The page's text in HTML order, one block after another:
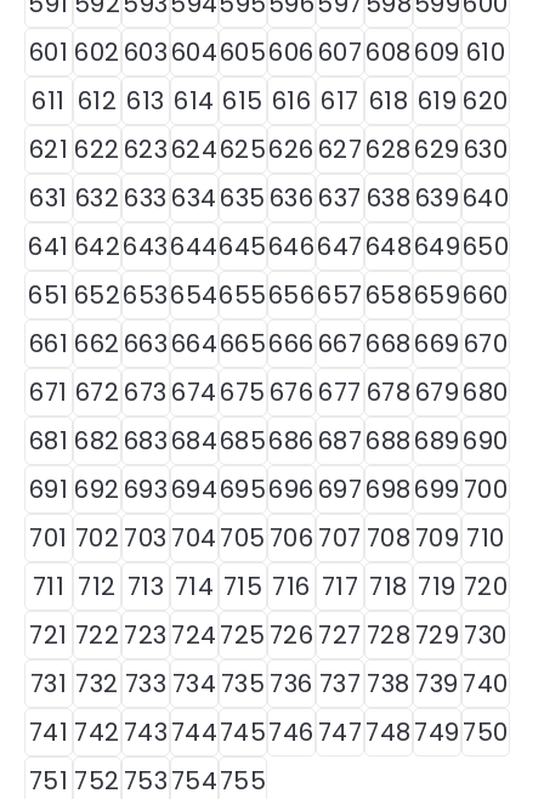
601 602 603604605606 607608609 610
611 612 613 614 615 616 617 618 619 620
621 622 623624625626 627628629 630
631 632 633 634635 636 637 638 639640
641 642643644645646647648649650
651 652653654655656657658659660
661 662 663664665666 667668669 670
671 672 673 674675 676 677 678 679680
681 682 683684685686 687688689690
691 692 693694695696 697698699 700
701 702 703 704705 706 707 708 709 710
711 712 713 714 715 716 717 718 719 720
721 722 723 724725 726 727 728 729 730
731 732 733 734 735 736 737 738 739 740
741 742 743744745746 747748749750
751 752 753754755